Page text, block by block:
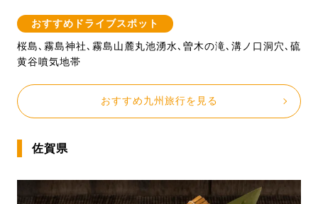
おすすめドライブスポット
桜島､霧島神社､霧島山麓丸池湧水､曽木の滝､溝ノ口洞穴､硫
黄谷噴気地帯
おすすめ九州旅行を見る
佐賀県